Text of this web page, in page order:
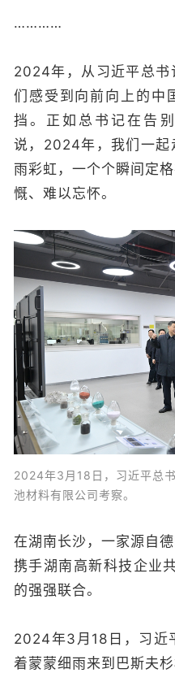
…………
2024年，从习近平总书
们感受到向前向上的中
挡。正如总书记在告
说，2024年，我们一起
雨彩虹，一个个瞬间定
慨、难以忘怀。
2024年3月18日，习近平总
池材料有限公司考察。
在湖南长沙，一家源自
携手湖南高新科技企业
的强强联合。
2024年3月18日，习近
着蒙蒙细雨来到巴斯夫